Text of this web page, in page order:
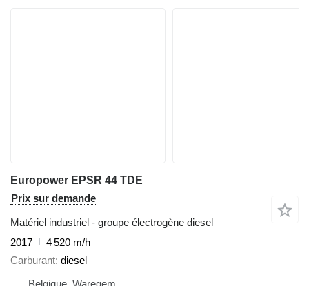
Europower EPSR 44 TDE
Prix sur demande
Matériel industriel - groupe électrogène diesel
2017
4 520 m/h
Carburant diesel